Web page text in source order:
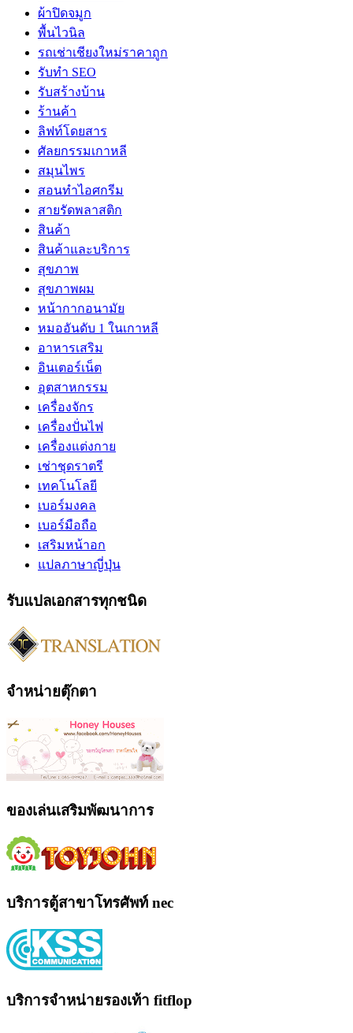
ผ้าปิดจมูก
พื้นไวนิล
รถเช่าเชียงใหม่ราคาถูก
รับทำ SEO
รับสร้างบ้าน
ร้านค้า
ลิฟท์โดยสาร
ศัลยกรรมเกาหลี
สมุนไพร
สอนทำไอศกรีม
สายรัดพลาสติก
สินค้า
สินค้าและบริการ
สุขภาพ
สุขภาพผม
หน้ากากอนามัย
หมออันดับ 1 ในเกาหลี
อาหารเสริม
อินเตอร์เน็ต
อุตสาหกรรม
เครื่องจักร
เครื่องปั่นไฟ
เครื่องแต่งกาย
เช่าชุดราตรี
เทคโนโลยี
เบอร์มงคล
เบอร์มือถือ
เสริมหน้าอก
แปลภาษาญี่ปุ่น
รับแปลเอกสารทุกชนิด
จำหน่ายตุ๊กตา
ของเล่นเสริมพัฒนาการ
บริการตู้สาขาโทรศัพท์ nec
บริการจำหน่ายรองเท้า fitflop